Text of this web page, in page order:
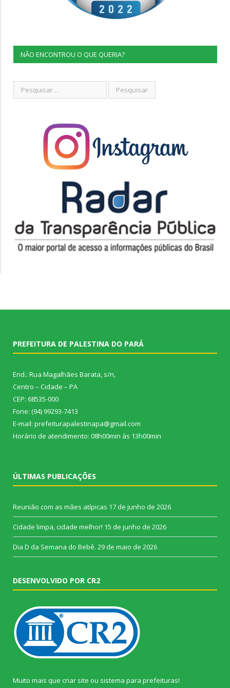
NÃO ENCONTROU O QUE QUERIA?
PREFEITURA DE PALESTINA DO PARÁ
End.: Rua Magalhães Barata, s/n,
Centro – Cidade – PA
CEP: 68535-000
Fone: (94) 99293-7413
E-mail: prefeiturapalestinapa@gmail.com
Horário de atendimento: 08h00min às 13h00min
ÚLTIMAS PUBLICAÇÕES
Reunião com as mães atípicas 17 de junho de 2026
Cidade limpa, cidade melhor! 15 de junho de 2026
Dia D da Semana do Bebê. 29 de maio de 2026
DESENVOLVIDO POR CR2
Muito mais que criar site ou sistema para prefeituras!